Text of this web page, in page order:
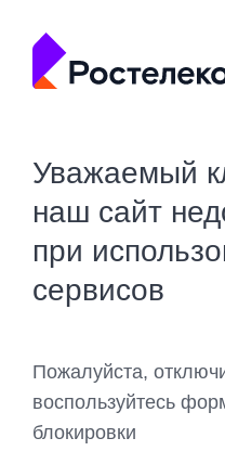
Уважаемый
наш сайт
при
сервисов
Пожалуйста,
воспользуйтесь
блокировки